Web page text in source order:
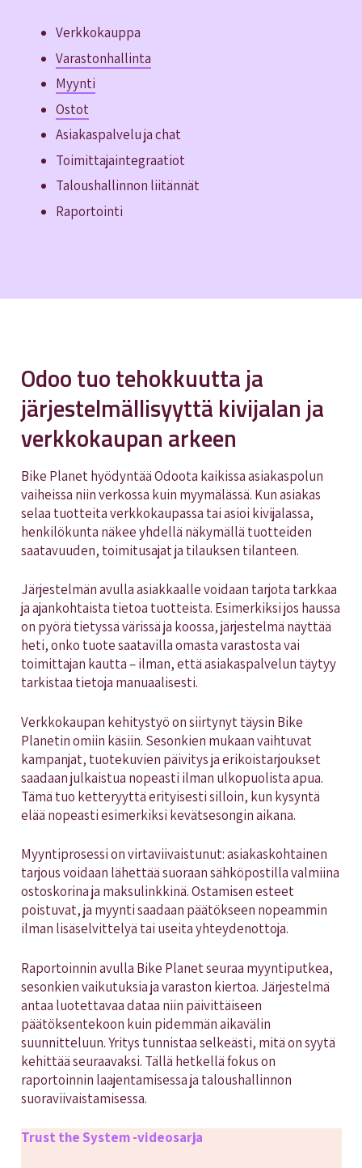
Verkkokauppa
Varastonhallinta
Myynti
Ostot
Asiakaspalvelu ja chat
Toimittajaintegraatiot
Taloushallinnon liitännät
Raportointi
Odoo tuo tehokkuutta ja
järjestelmällisyyttä kivijalan ja
verkkokaupan arkeen
Bike Planet hyödyntää Odoota kaikissa asiakaspolun
vaiheissa niin verkossa kuin myymälässä. Kun asiakas
selaa tuotteita verkkokaupassa tai asioi kivijalassa,
henkilökunta näkee yhdellä näkymällä tuotteiden
saatavuuden, toimitusajat ja tilauksen tilanteen.
Järjestelmän avulla asiakkaalle voidaan tarjota tarkkaa
ja ajankohtaista tietoa tuotteista. Esimerkiksi jos haussa
on pyörä tietyssä värissä ja koossa, järjestelmä näyttää
heti, onko tuote saatavilla omasta varastosta vai
toimittajan kautta – ilman, että asiakaspalvelun täytyy
tarkistaa tietoja manuaalisesti.
Verkkokaupan kehitystyö on siirtynyt täysin Bike
Planetin omiin käsiin. Sesonkien mukaan vaihtuvat
kampanjat, tuotekuvien päivitys ja erikoistarjoukset
saadaan julkaistua nopeasti ilman ulkopuolista apua.
Tämä tuo ketteryyttä erityisesti silloin, kun kysyntä
elää nopeasti esimerkiksi kevätsesongin aikana.
Myyntiprosessi on virtaviivaistunut: asiakaskohtainen
tarjous voidaan lähettää suoraan sähköpostilla valmiina
ostoskorina ja maksulinkkinä. Ostamisen esteet
poistuvat, ja myynti saadaan päätökseen nopeammin
ilman lisäselvittelyä tai useita yhteydenottoja.
Raportoinnin avulla Bike Planet seuraa myyntiputkea,
sesonkien vaikutuksia ja varaston kiertoa. Järjestelmä
antaa luotettavaa dataa niin päivittäiseen
päätöksentekoon kuin pidemmän aikavälin
suunnitteluun. Yritys tunnistaa selkeästi, mitä on syytä
kehittää seuraavaksi. Tällä hetkellä fokus on
raportoinnin laajentamisessa ja taloushallinnon
suoraviivaistamisessa.
Trust the System -videosarja